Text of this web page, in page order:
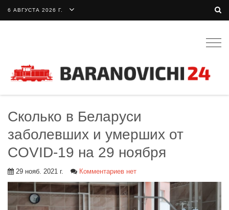
6 АВГУСТА 2026 Г.
Сколько в Беларуси
заболевших и умерших от
COVID-19 на 29 ноября
29 нояб. 2021 г. Комментариев нет